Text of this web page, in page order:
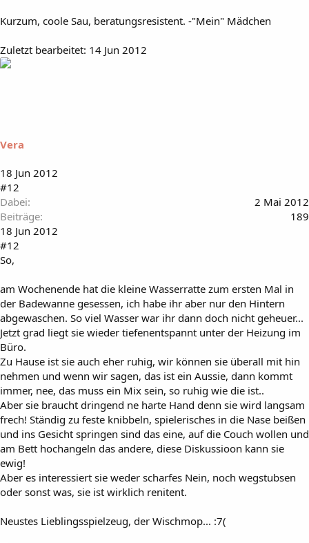
Kurzum, coole Sau, beratungsresistent. -"Mein" Mädchen
Zuletzt bearbeitet: 14 Jun 2012
Vera
18 Jun 2012
#12
Dabei
2 Mai 2012
Beiträge
189
18 Jun 2012
#12
So,
am Wochenende hat die kleine Wasserratte zum ersten Mal in
der Badewanne gesessen, ich habe ihr aber nur den Hintern
abgewaschen. So viel Wasser war ihr dann doch nicht geheuer...
Jetzt grad liegt sie wieder tiefenentspannt unter der Heizung im
Büro.
Zu Hause ist sie auch eher ruhig, wir können sie überall mit hin
nehmen und wenn wir sagen, das ist ein Aussie, dann kommt
immer, nee, das muss ein Mix sein, so ruhig wie die ist..
Aber sie braucht dringend ne harte Hand denn sie wird langsam
frech! Ständig zu feste knibbeln, spielerisches in die Nase beißen
und ins Gesicht springen sind das eine, auf die Couch wollen und
am Bett hochangeln das andere, diese Diskussioon kann sie
ewig!
Aber es interessiert sie weder scharfes Nein, noch wegstubsen
oder sonst was, sie ist wirklich renitent.
Neustes Lieblingsspielzeug, der Wischmop... :7(